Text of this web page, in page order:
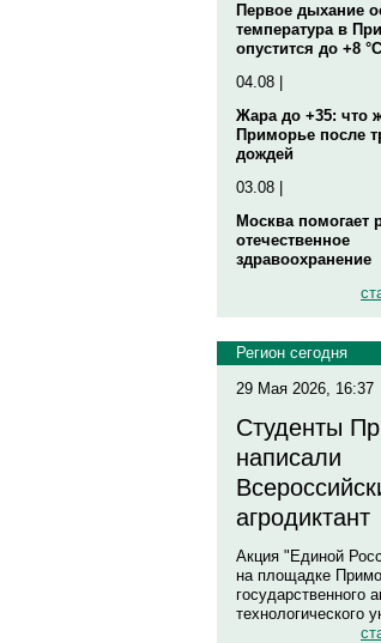
Первое дыхание
температура в
опустится до +8 °C
04.08 |
Жара до +35: что
Приморье после
дождей
03.08 |
Москва помогает
отечественное
здравоохранение
Регион сегодня
29 Мая 2026, 16:37
Студенты
написали
агродиктант
Акция "Единой
на площадке
государственного
технологического